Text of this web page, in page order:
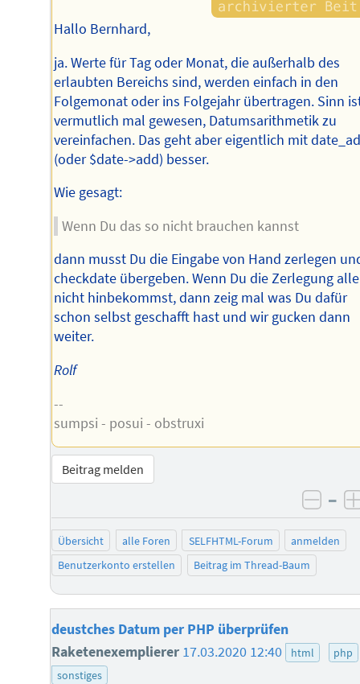
Hallo Bernhard,
ja. Werte für Tag oder Monat, die außerhalb des
erlaubten Bereichs sind, werden einfach in den
Folgemonat oder ins Folgejahr übertragen. Sinn
vermutlich mal gewesen, Datumsarithmetik zu
vereinfachen. Das geht aber eigentlich mit
(oder $date->add) besser.
Wie gesagt:
Wenn Du das so nicht brauchen kannst
dann musst Du die Eingabe von Hand zerlegen
checkdate übergeben. Wenn Du die Zerlegung
nicht hinbekommst, dann zeig mal was Du dafür
schon selbst geschafft hast und wir gucken dann
weiter.
Rolf
--
sumpsi - posui - obstruxi
Beitrag melden
–
Übersicht alle Foren SELFHTML-Forum
anmelden
Benutzerkonto erstellen
Beitrag im Thread-Baum
deustches Datum per PHP überprüfen
Raketenexemplierer 17.03.2020 12:40 html
php
sonstiges